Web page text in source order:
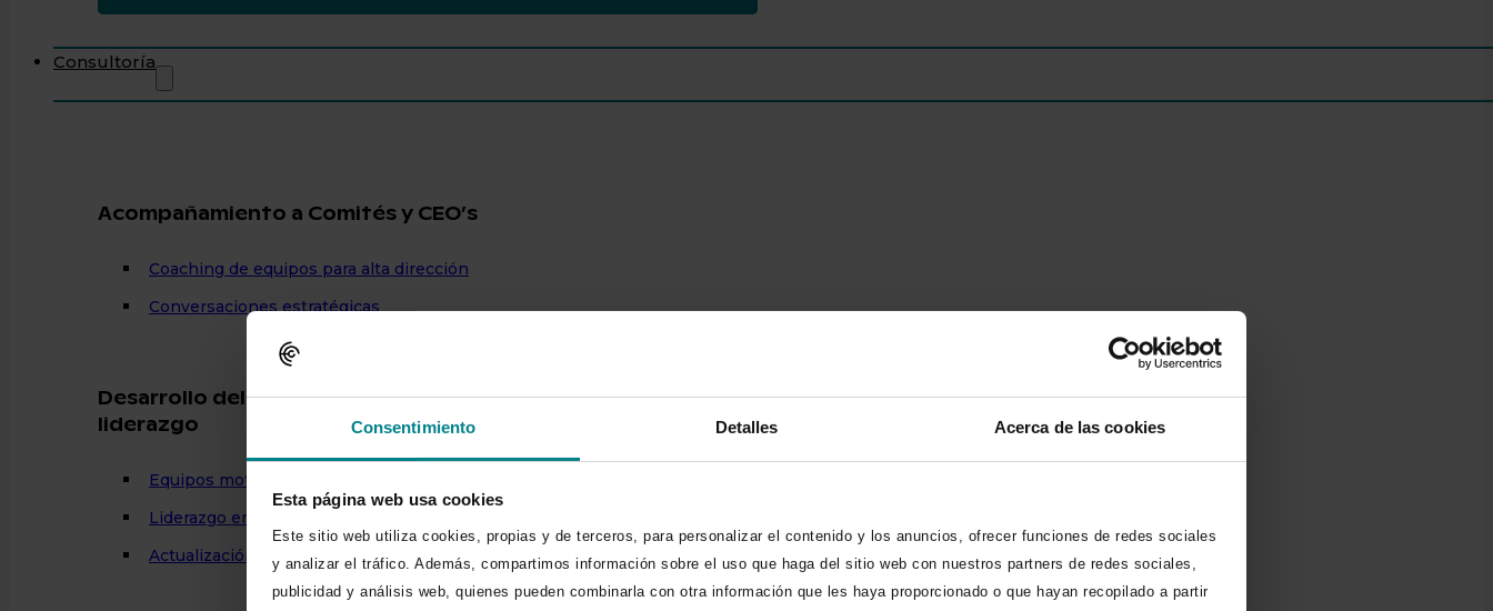
Consentimiento Detalles Acerca de las cookies
Esta página web usa cookies
Este sitio web utiliza cookies, propias y de terceros, para personalizar el contenido y los anuncios, ofrecer funciones de redes sociales
y analizar el tráfico. Además, compartimos información sobre el uso que haga del sitio web con nuestros partners de redes sociales,
publicidad y análisis web, quienes pueden combinarla con otra información que les haya proporcionado o que hayan recopilado a partir
Consultoría
Acompañamiento a Comités y CEO’s
Coaching de equipos para alta dirección
Conversaciones estratégicas
Desarrollo del
liderazgo
Equipos motivados y anti-frágiles
Liderazgo emocional
Actualización y mejora de competencias (upskilling reskilling)